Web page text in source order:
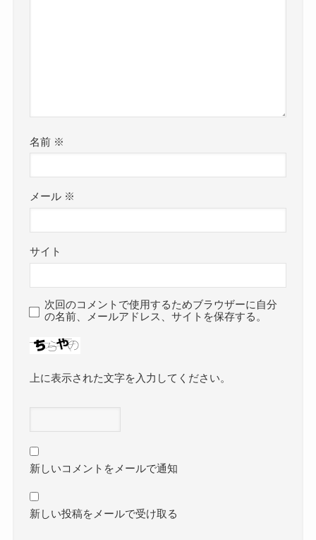
名前 ※
メール ※
サイト
次回のコメントで使用するためブラウザーに自分
の名前、メールアドレス、サイトを保存する。
上に表示された文字を入力してください。
新しいコメントをメールで通知
新しい投稿をメールで受け取る